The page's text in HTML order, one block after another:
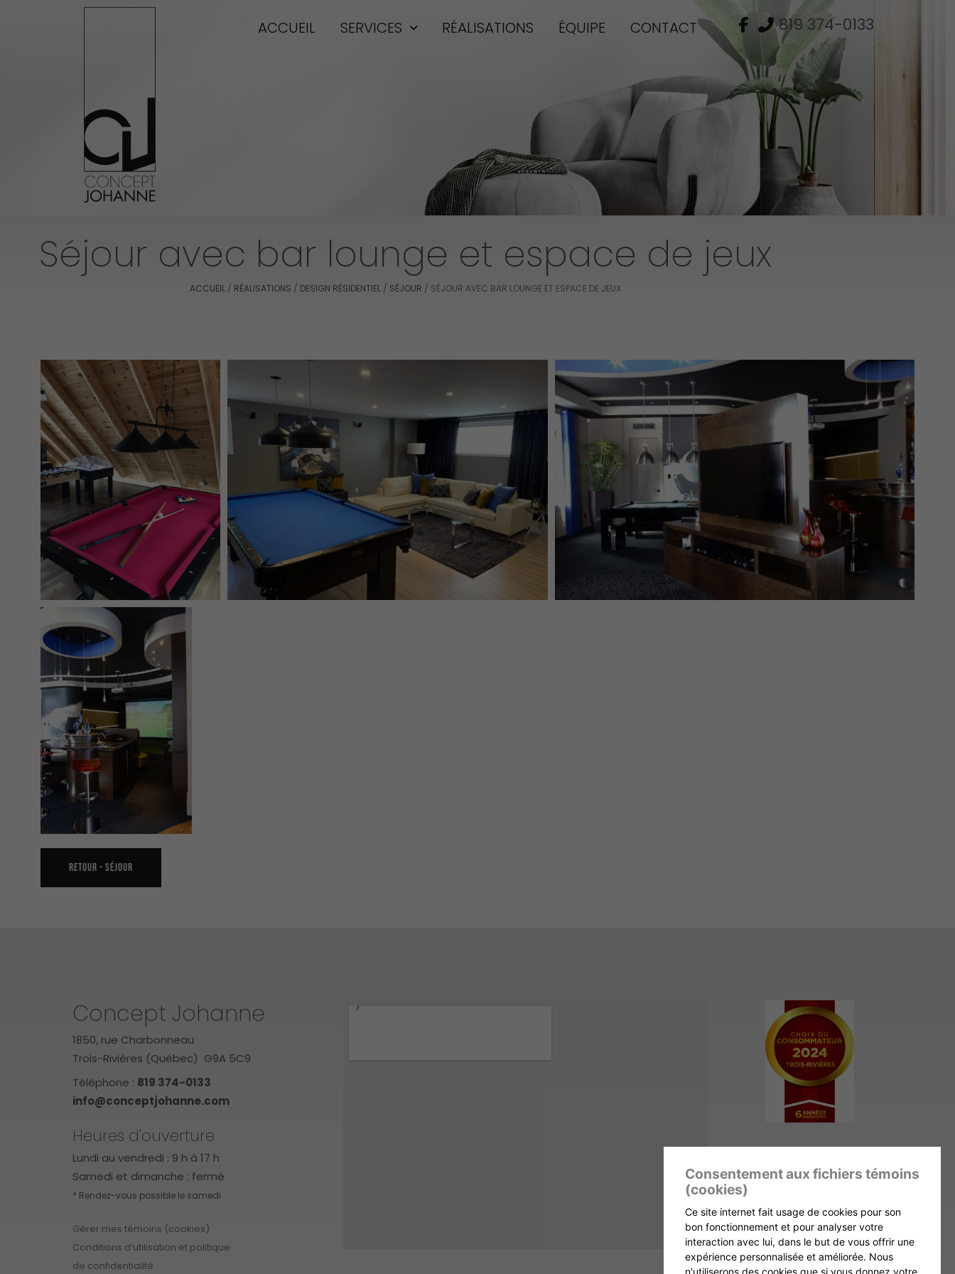
ACCUEIL SERVICES RÉALISATIONS ÉQUIPE CONTACT 819 374-0133
Séjour avec bar lounge et espace de jeux
ACCUEIL/ RÉALISATIONS / DESIGN RÉSIDENTIEL/ SÉJOUR / SÉJOUR AVEC BAR LOUNGE ET ESPACE DE JEUX
RETOUR - SÉJOUR
Concept Johanne
1850, rue Charbonneau
Trois-Rivières (Québec) G9A 5C9
Téléphone : 819 374-0133
info@conceptjohanne.com
Heures d'ouverture
Lundi au vendredi : 9 h à 17 h
Samedi et dimanche : fermé
* Rendez-vous possible le samedi
Gérer mes témoins (cookies)
Conditions d’utilisation et politique
de confidentialité
Membre
Consentement aux fichiers témoins
(cookies)
Ce site internet fait usage de cookies pour son
bon fonctionnement et pour analyser votre
interaction avec lui, dans le but de vous offrir une
expérience personnalisée et améliorée. Nous
n'utiliserons des cookies que si vous donnez votre